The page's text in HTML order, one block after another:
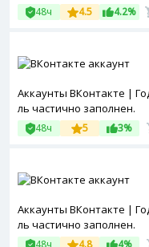
48ч 4.5 4.2%
Аккаунты ВКонтакте |
ль частично заполнен.
48ч 5 3%
Аккаунты ВКонтакте |
ль частично заполнен.
48ч 4.8 4%